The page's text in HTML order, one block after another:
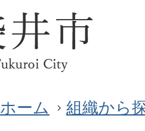
ホーム 組織から